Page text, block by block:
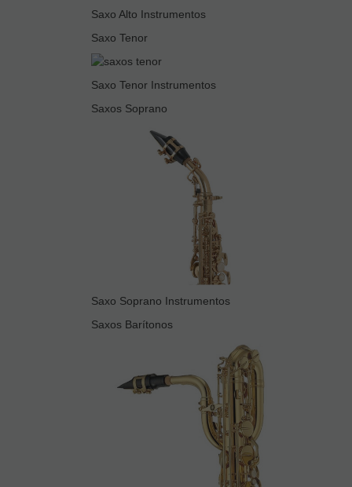
Saxo Alto Instrumentos
Saxo Tenor
Saxo Tenor Instrumentos
Saxos Soprano
Saxo Soprano Instrumentos
Saxos Barítonos